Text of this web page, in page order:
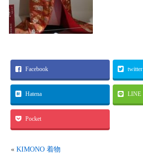
Facebook twitter
Hatena LINE
Pocket
«KIMONO 着物